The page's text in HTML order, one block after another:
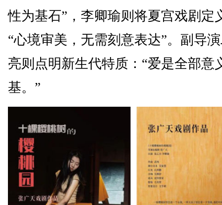
性为基石”，李卿瑜则将夏宫戏剧定
“心境审美，无需刻意表达”。副导
亮则点明新生代特质：“爱是全部意
基。”